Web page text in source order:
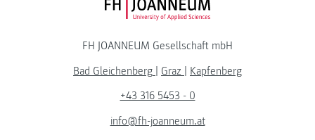
FH JOANNEUM Logo
FH JOANNEUM Gesellschaft mbH
Bad Gleichenberg | Graz | Kapfenberg
+43 316 5453 - 0
info@fh-joanneum.at